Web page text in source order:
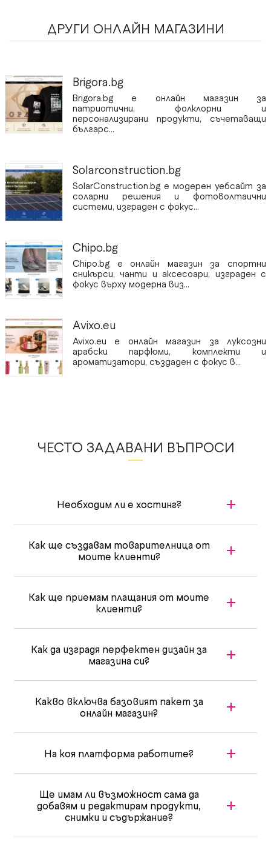
ДРУГИ OНЛАЙН МАГАЗИНИ
Brigora.bg
Brigora.bg е онлайн магазин за
патриотични, фолклорни и
персонализирани продукти, съчетаващи
българс...
Solarconstruction.bg
SolarConstruction.bg е модерен уебсайт за
соларни решения и фотоволтаични
системи, изграден с фокус...
Chipo.bg
Chipo.bg е онлайн магазин за спортни
сникърси, чанти и аксесоари, изграден с
фокус върху модерна виз...
Аvixo.eu
Avixo.eu е онлайн магазин за луксозни
арабски парфюми, комплекти и
ароматизатори, създаден с фокус в...
ЧЕСТО ЗАДАВАНИ ВЪПРОСИ
Необходим ли е хостинг?
Как ще създавам товарителница от
моите клиенти?
Как ще приемам плащания от моите
клиенти?
Как да изградя перфектен дизайн за
магазина си?
Какво включва базовият пакет за
онлайн магазин?
На коя платформа работите?
Ще имам ли възможност сама да
добавям и редактирам продукти,
снимки и съдържание?